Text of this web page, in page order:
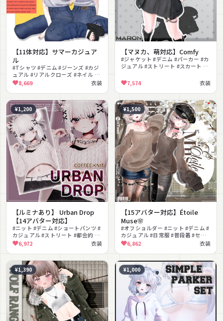
【11体対応】サマーカジュア
ル
#Tシャツ #デニム #ジーンズ #カジ
ュアル #リアルクローズ #ネイル #
サングラス #サンダル #腕時計 #ナ
チュラル
8,669 衣装
【マヌカ、萌対応】Comfy
#ジャケット #デニム #パーカー #カ
ジュアル #ストリート #スカート #
応 #デイリー
7,574 衣装
¥1,200
【ルミナあり】 Urban Drop
【14アバター対応】
#ニット #デニム #ショートパンツ #
カジュアル #ストリート #都会的 #
ナチュラル #おしゃれ #lilToon対応
6,972 衣装
¥1,500
【15アバター対応】Étoile
Muse🌸
#オフショルダー #ニット #デニム #
カジュアル #日常服 #普段着 #セー
ター #ガーリー #ナチュラル #デニ
ムスカート
6,862 衣装
¥1,390 ¥1,000